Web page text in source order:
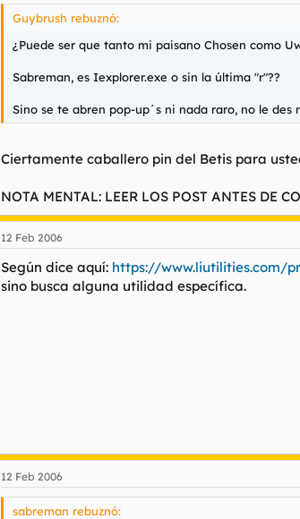
Guybrush rebuznó:
¿Puede ser que tanto mi paisano Chosen como
Sabreman, es Iexplorer.exe o sin la última "r"??
Sino se te abren pop-up´s ni nada raro, no le des
Ciertamente caballero pin del Betis para
NOTA MENTAL: LEER LOS POST ANTES DE
12 Feb 2006
Según dice aquí: https://www.liutilities.com/
sino busca alguna utilidad específica.
12 Feb 2006
sabreman rebuznó: